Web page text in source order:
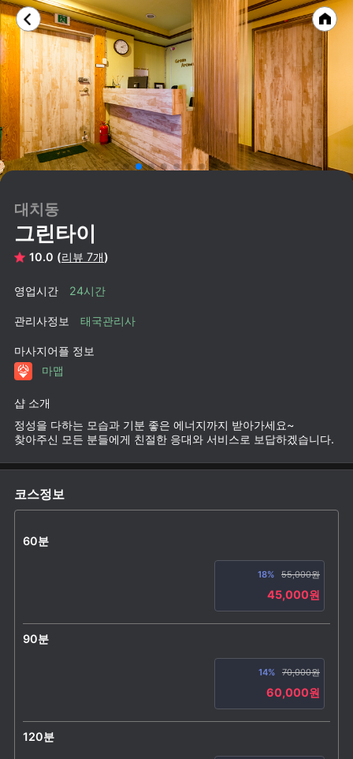
대치동
그린타이
10.0 (리뷰 7개)
영업시간 24시간
관리사정보 태국관리사
마사지어플 정보
마맵
샵 소개
정성을 다하는 모습과 기분 좋은 에너지까지 받아가세요~
찾아주신 모든 분들에게 친절한 응대와 서비스로 보답하겠습니다.
코스정보
60분
18% 55,000원
45,000원
90분
14% 70,000원
60,000원
120분